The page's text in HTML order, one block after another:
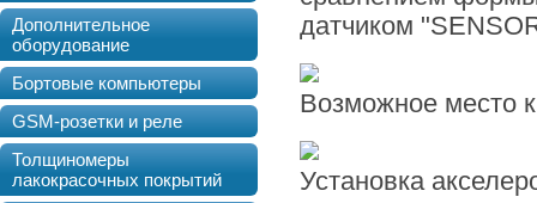
Дополнительное
оборудование
Бортовые компьютеры
GSM-розетки и реле
Толщиномеры
лакокрасочных покрытий
датчиком
Возможное место
Установка